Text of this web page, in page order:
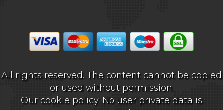
All rights reserved. The content cannot be copied
or used without permission.
Our cookie policy: No user private data is